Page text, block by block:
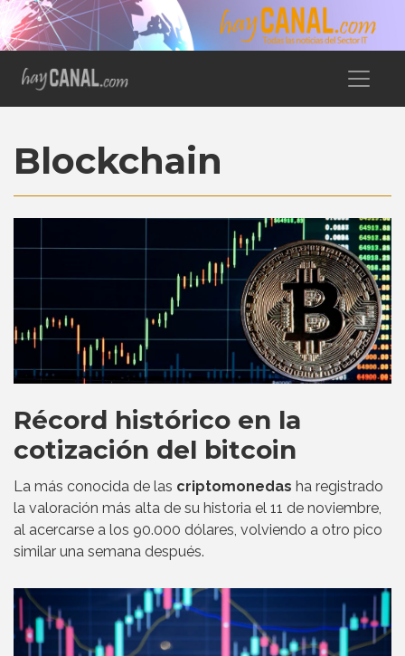
Blockchain
Récord histórico en la
cotización del bitcoin
La más conocida de las criptomonedas ha registrado
la valoración más alta de su historia el 11 de noviembre,
al acercarse a los 90.000 dólares, volviendo a otro pico
similar una semana después.